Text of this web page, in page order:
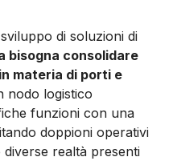
di soluzioni di
bisogna consolidare
materia di porti e
nodo logistico
funzioni con una
doppioni operativi
realtà presenti